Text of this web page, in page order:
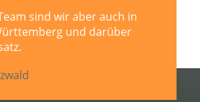
sind wir aber auch in
und darüber